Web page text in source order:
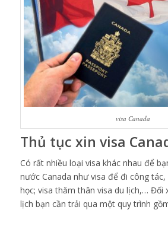
visa Canada
Thủ tục xin visa
Có rất nhiều loại visa khác nhau để
nước Canada như visa để đi công tác,
học; visa thăm thân visa du lịch,… Đối
lịch bạn cần trải qua một quy trình